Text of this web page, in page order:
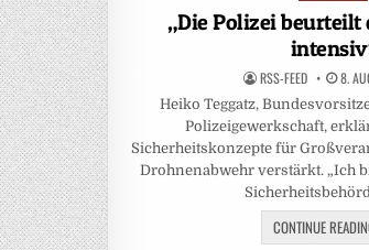
„Die Polizei beurteilt
RSS-FEED 8.
Heiko Teggatz,
Polizeigewerkschaft,
Sicherheitskonzepte für
Drohnenabwehr verstärkt. „Ich
CONTINUE